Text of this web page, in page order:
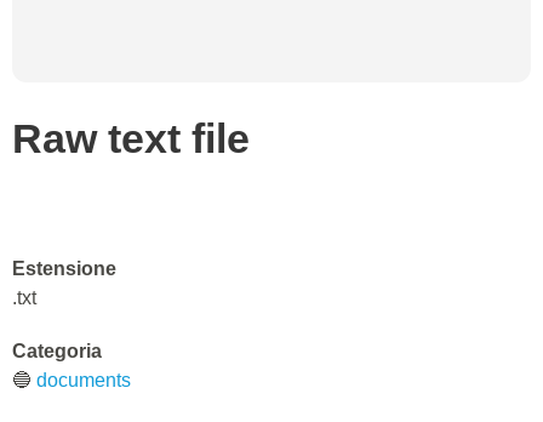
Raw text file
Estensione
.txt
Categoria
🔵 documents